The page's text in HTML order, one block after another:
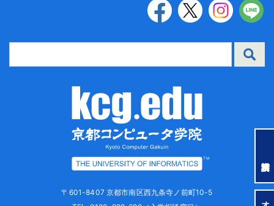
TM
〒601-8407 京都市南区西九条寺ノ前町10-5